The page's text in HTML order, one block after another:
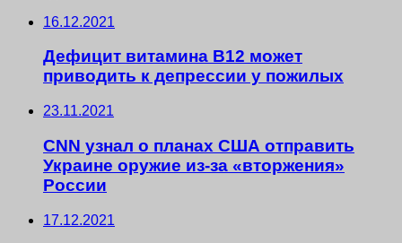
16.12.2021
Дефицит витамина B12 может
приводить к депрессии у пожилых
23.11.2021
CNN узнал о планах США отправить
Украине оружие из-за «вторжения»
России
17.12.2021